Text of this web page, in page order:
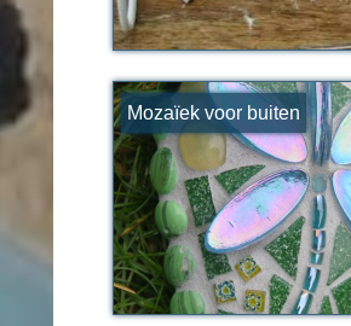
Mozaïek voor buiten